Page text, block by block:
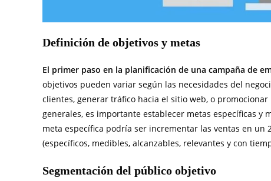
Definición de objetivos y metas
El primer paso en la planificación de una campaña de
objetivos pueden variar según las necesidades del
clientes, generar tráfico hacia el sitio web, o
generales, es importante establecer metas específicas y
meta específica podría ser incrementar las ventas en un
(específicos, medibles, alcanzables, relevantes y con
Segmentación del público objetivo